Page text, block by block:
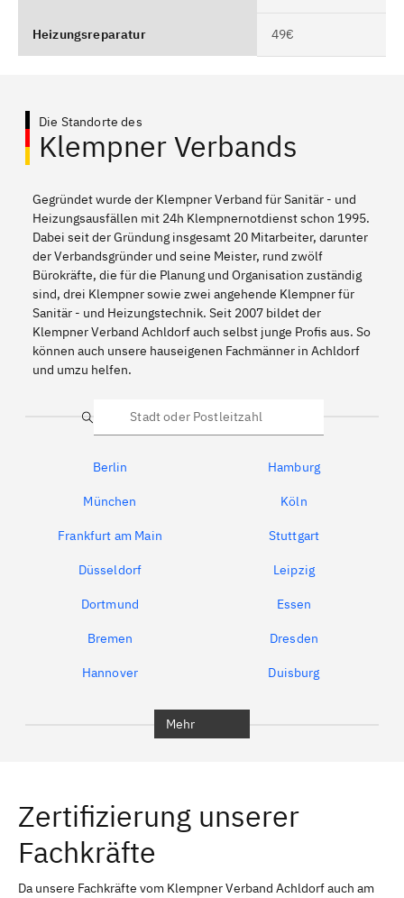
Heizungsreparatur 49€
Die Standorte des
Klempner Verbands
Gegründet wurde der Klempner Verband für Sanitär - und
Heizungsausfällen mit 24h Klempnernotdienst schon 1995.
Dabei seit der Gründung insgesamt 20 Mitarbeiter, darunter
der Verbandsgründer und seine Meister, rund zwölf
Bürokräfte, die für die Planung und Organisation zuständig
sind, drei Klempner sowie zwei angehende Klempner für
Sanitär - und Heizungstechnik. Seit 2007 bildet der
Klempner Verband Achldorf auch selbst junge Profis aus. So
können auch unsere hauseigenen Fachmänner in Achldorf
und umzu helfen.
Suche
Berlin Hamburg
München Köln
Frankfurt am Main Stuttgart
Düsseldorf Leipzig
Dortmund Essen
Bremen Dresden
Hannover Duisburg
Erlangen Bamberg
Bayreuth
Mehr
Zertifizierung unserer
Fachkräfte
Da unsere Fachkräfte vom Klempner Verband Achldorf auch am